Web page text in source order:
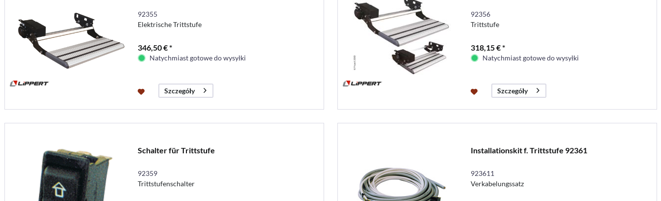
92355
Elektrische Trittstufe
346,50 € *
Natychmiast gotowe do wysyłki
Szczegóły
92356
Trittstufe
318,15 € *
Natychmiast gotowe do wysyłki
Szczegóły
Schalter für Trittstufe
92359
Trittstufenschalter
Installationskit f. Trittstufe 92361
923611
Verkabelungssatz